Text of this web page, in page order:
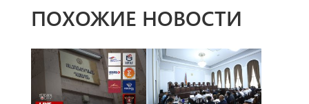
ПОХОЖИЕ НОВОСТИ